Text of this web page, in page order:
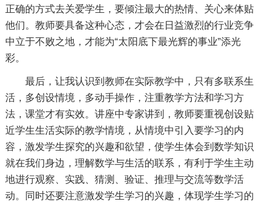
正确的方式去关爱学生，要倾注最大的热情、关心来体贴
他们。教师要具备这种心态，才会在日益激烈的行业竞争
中立于不败之地，才能为“太阳底下最光辉的事业”添光
彩。
最后，让我认识到教师在实际教学中，只有多联系生
活，多创设情境，多动手操作，注重教学方法和学习方
法，课堂才有实效。讲座中专家讲到，教师要重视创设贴
近学生生活实际的教学情境，从情境中引入要学习的内
容，激发学生探究的兴趣和欲望，使学生体会到数学知识
就在我们身边，理解数学与生活的联系，有利于学生主动
地进行观察、实践、猜测、验证、推理与交流等数学活
动。同时还要注意激发学生学习的兴趣，体现学生学习的